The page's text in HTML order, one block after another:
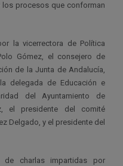
procesos que conforman
la vicerrectora de Política
Gómez, el consejero de
de la Junta de Andalucía,
delegada de Educación e
del Ayuntamiento de
el presidente del comité
Delgado, y el presidente del
de charlas impartidas por